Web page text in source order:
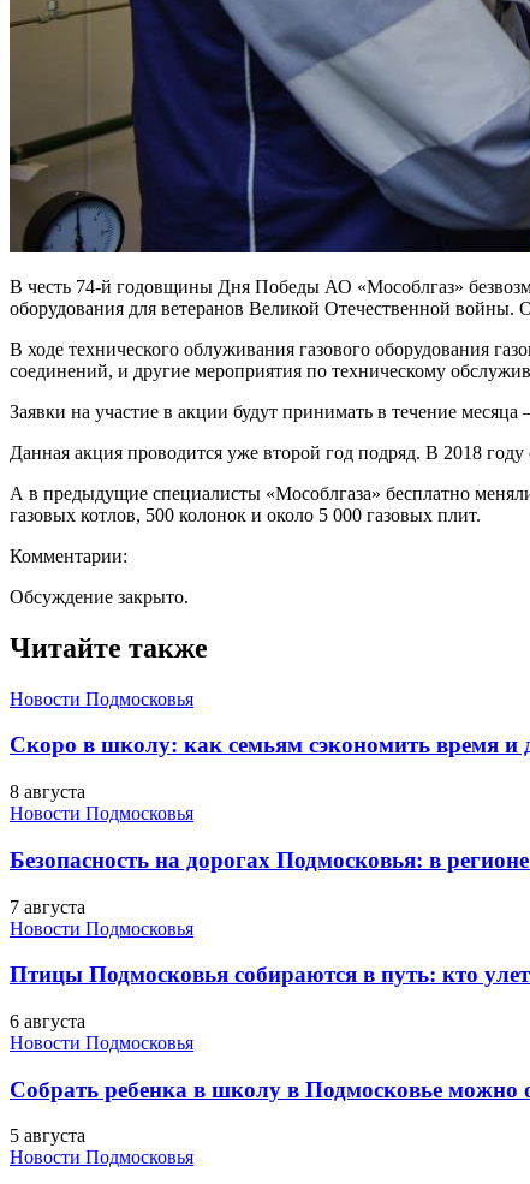
В честь 74-й годовщины Дня Победы АО «Мособлгаз»
оборудования для ветеранов Великой Отечественной
В ходе технического облуживания газового оборудования
соединений, и другие мероприятия по техническому
Заявки на участие в акции будут принимать в течение
Данная акция проводится уже второй год подряд. В 2018
А в предыдущие специалисты «Мособлгаза» бесплатно
газовых котлов, 500 колонок и около 5 000 газовых плит.
Комментарии:
Обсуждение закрыто.
Читайте также
Новости Подмосковья
Скоро в школу: как семьям сэкономить время и
8 августа
Новости Подмосковья
Безопасность на дорогах Подмосковья: в
7 августа
Новости Подмосковья
Птицы Подмосковья собираются в путь: кто
6 августа
Новости Подмосковья
Собрать ребенка в школу в Подмосковье можно
5 августа
Новости Подмосковья